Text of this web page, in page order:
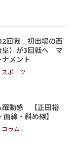
2回戦 初出場の西
阜）が3回戦へ マ
メント
スポーツ
躍動感 【正田裕
線・斜め線】
コラム